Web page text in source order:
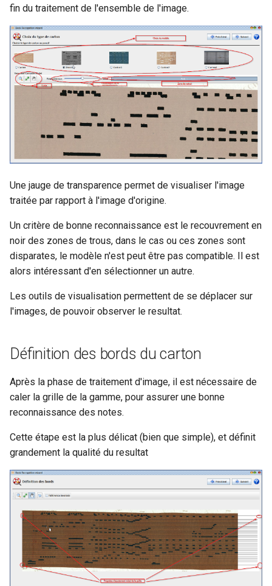
fin du traitement de l'ensemble de l'image.
Une jauge de transparence permet de visualiser l'image
traitée par rapport à l'image d'origine.
Un critère de bonne reconnaissance est le recouvrement en
noir des zones de trous, dans le cas ou ces zones sont
disparates, le modèle n'est peut être pas compatible. Il est
alors intéressant d'en sélectionner un autre.
Les outils de visualisation permettent de se déplacer sur
l'images, de pouvoir observer le resultat.
Définition des bords du carton
Après la phase de traitement d'image, il est nécessaire de
caler la grille de la gamme, pour assurer une bonne
reconnaissance des notes.
Cette étape est la plus délicat (bien que simple), et définit
grandement la qualité du resultat